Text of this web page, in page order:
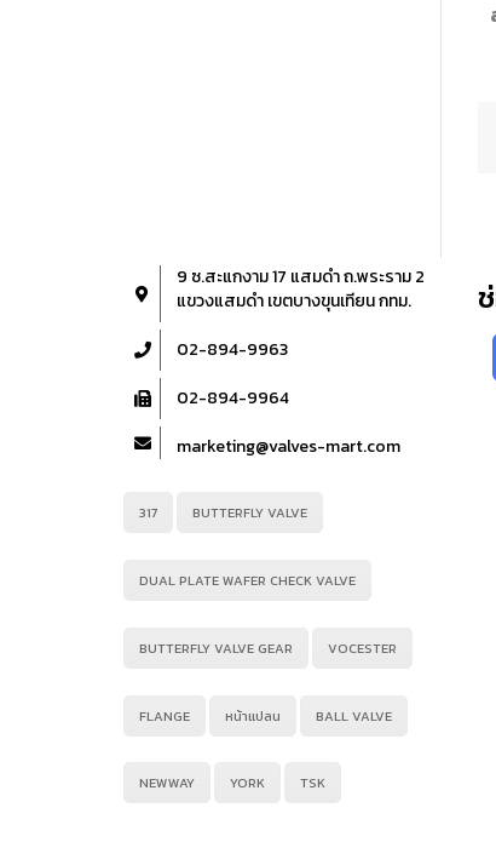
9 ซ.สะแกงาม 17 แสมดำ ถ.พระราม 2
แขวงแสมดำ เขตบางขุนเทียน กทม.
02-894-9963
02-894-9964
marketing@valves-mart.com
317 BUTTERFLY VALVE
DUAL PLATE WAFER CHECK VALVE
BUTTERFLY VALVE GEAR VOCESTER
FLANGE หน้าแปลน BALL VALVE
NEWWAY YORK TSK